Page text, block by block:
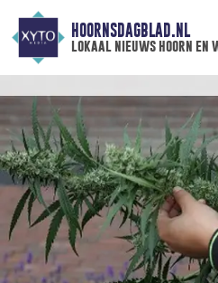
HOORNSDAGBLAD.NL
lokaal nieuws hoorn